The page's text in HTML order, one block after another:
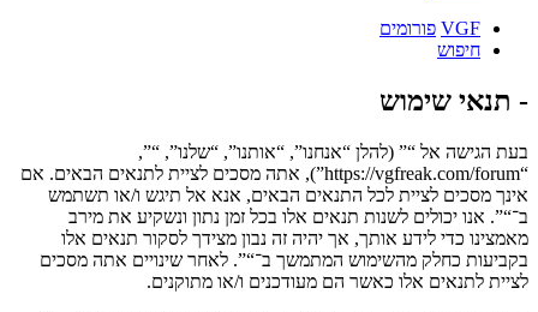
VGF פורומים
חיפוש
- תנאי שימוש
בעת הגישה אל “” (להלן “אנחנו”, “אותנו”, “שלנו”, “”,
“https://vgfreak.com/forum”), אתה מסכים לציית לתנאים הבאים. אם
אינך מסכים לציית לכל התנאים הבאים, אנא אל תיגש ו/או תשתמש
ב־“”. אנו יכולים לשנות תנאים אלו בכל זמן נתון ונשקיע את מירב
מאמצינו כדי לידע אותך, אך יהיה זה נבון מצידך לסקור תנאים אלו
בקביעות כחלק מהשימוש המתמשך ב־“”. לאחר שינויים אתה מסכים
לציית לתנאים אלו כאשר הם מעודכנים ו/או מתוקנים.